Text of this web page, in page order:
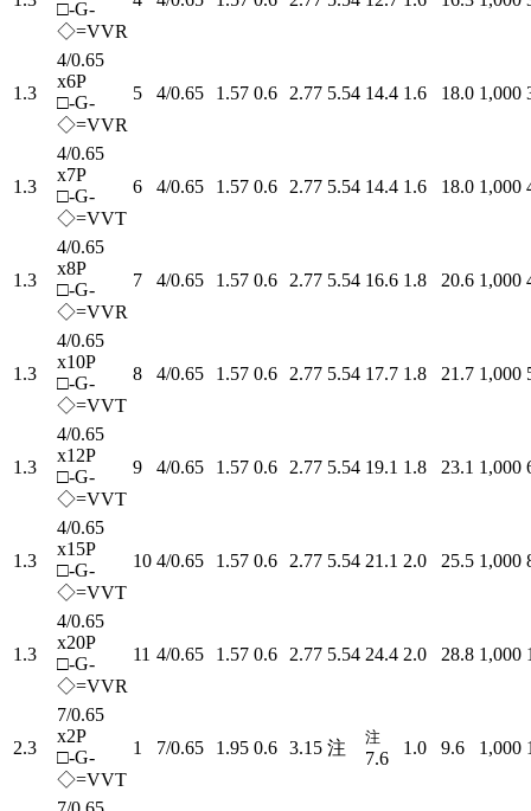
□-G-
◇=VVR
1.3
4/0.65
x6P
□-G-
◇=VVR
5 4/0.65 1.57 0.6 2.77 5.54 14.4 1.6 18.0 1,000
1.3
4/0.65
x7P
□-G-
◇=VVT
6 4/0.65 1.57 0.6 2.77 5.54 14.4 1.6 18.0 1,000
1.3
4/0.65
x8P
□-G-
◇=VVR
7 4/0.65 1.57 0.6 2.77 5.54 16.6 1.8 20.6 1,000
1.3
4/0.65
x10P
□-G-
◇=VVT
8 4/0.65 1.57 0.6 2.77 5.54 17.7 1.8 21.7 1,000
1.3
4/0.65
x12P
□-G-
◇=VVT
9 4/0.65 1.57 0.6 2.77 5.54 19.1 1.8 23.1 1,000
1.3
4/0.65
x15P
□-G-
◇=VVT
10 4/0.65 1.57 0.6 2.77 5.54 21.1 2.0 25.5 1,000
1.3
4/0.65
x20P
□-G-
◇=VVR
11 4/0.65 1.57 0.6 2.77 5.54 24.4 2.0 28.8 1,000
2.3
7/0.65
x2P
□-G-
◇=VVT
1 7/0.65 1.95 0.6 3.15 注
注
7.6
1.0 9.6 1,000